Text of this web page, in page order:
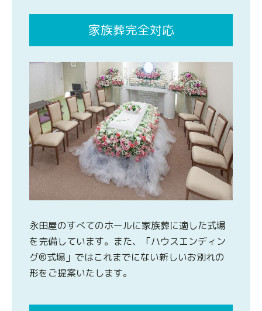
家族葬完全対応
永田屋のすべてのホールに家族葬に適した式場
を完備しています。また、「ハウスエンディン
グ®式場」ではこれまでにない新しいお別れの
形をご提案いたします。